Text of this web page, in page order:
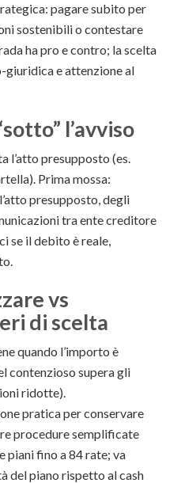
pagare subito per
sostenibili o contestare
ha pro e contro; la scelta
giuridica e attenzione al
l’avviso
l’atto presupposto (es.
Prima mossa:
presupposto, degli
tra ente creditore
se il debito è reale,
vs
di scelta
quando l’importo è
contenzioso supera gli
ridotte).
pratica per conservare
procedure semplificate
piani fino a 84 rate; va
del piano rispetto al cash